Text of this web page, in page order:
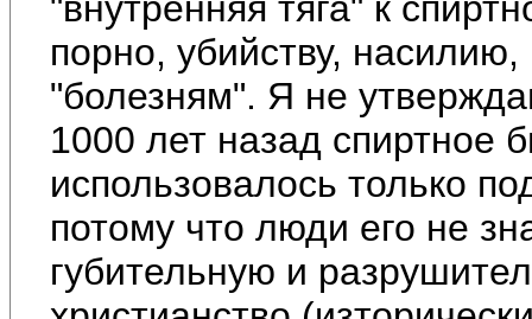
порно, убийству,
"болезням". Я не
1000 лет назад спиртное
использовалось только
потому что люди его не
губительную и